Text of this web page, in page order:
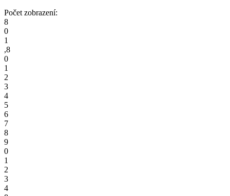
Počet zobrazení:
8
0
1
,8
0
1
2
3
4
5
6
7
8
9
0
1
2
3
4